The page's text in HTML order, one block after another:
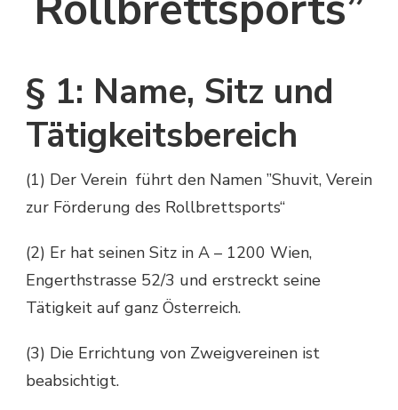
§ 1: Name, Sitz und
Tätigkeitsbereich
(1) Der Verein führt den Namen ”Shuvit, Verein
zur Förderung des Rollbrettsports“
(2) Er hat seinen Sitz in A – 1200 Wien,
Engerthstrasse 52/3 und erstreckt seine
Tätigkeit auf ganz Österreich.
(3) Die Errichtung von Zweigvereinen ist
beabsichtigt.